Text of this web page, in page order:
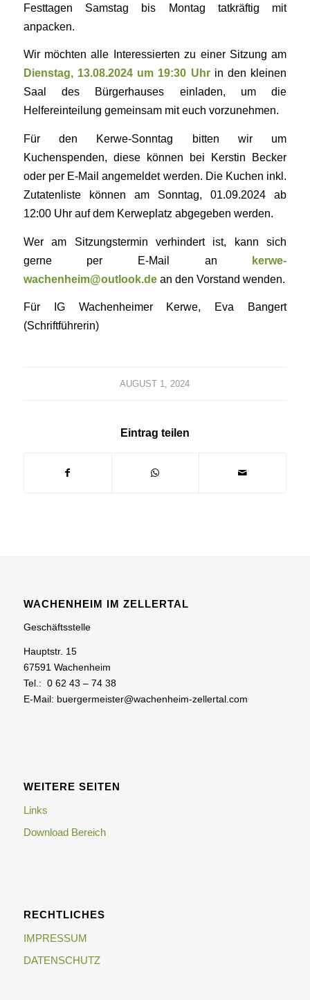
Festtagen Samstag bis Montag tatkräftig mit
anpacken.
Wir möchten alle Interessierten zu einer Sitzung am
Dienstag, 13.08.2024 um 19:30 Uhrin den kleinen
Saal des Bürgerhauses einladen, um die
Helfereinteilung gemeinsam mit euch vorzunehmen.
Für den Kerwe-Sonntag bitten wir um
Kuchenspenden, diese können bei Kerstin Becker
oder per E-Mail angemeldet werden. Die Kuchen inkl.
Zutatenliste können am Sonntag, 01.09.2024 ab
12:00 Uhr auf dem Kerweplatz abgegeben werden.
Wer am Sitzungstermin verhindert ist, kann sich
gerne per E-Mail an kerwe-
wachenheim@outlook.dean den Vorstand wenden.
Für IG Wachenheimer Kerwe, Eva Bangert
(Schriftführerin)
AUGUST 1, 2024
Eintrag teilen
WACHENHEIM IM ZELLERTAL
Geschäftsstelle
Hauptstr. 15
67591 Wachenheim
Tel.: 0 62 43 – 74 38
E-Mail: buergermeister@wachenheim-zellertal.com
WEITERE SEITEN
Links
Download Bereich
RECHTLICHES
IMPRESSUM
DATENSCHUTZ